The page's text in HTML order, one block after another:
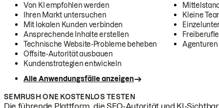
Von KI empfohlen werden
Ihren Markt untersuchen
Mit lokalen Kunden verbinden
Ansprechende Inhalte erstellen
Technische Website-Probleme beheben
Offsite-Autorität ausbauen
Kundenstrategien entwickeln
Alle Anwendungsfälle anzeigen
Kleine
Agenturen
SEMRUSH ONE KOSTENLOS TESTEN
Die führende Plattform, die SEO-Autorität und KI-